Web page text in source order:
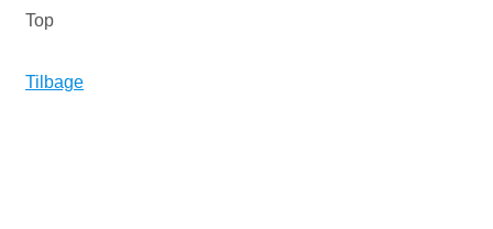
Top
Tilbage